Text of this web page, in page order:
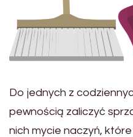
Do jednych z
pewnością zaliczyć
nich mycie naczyń,